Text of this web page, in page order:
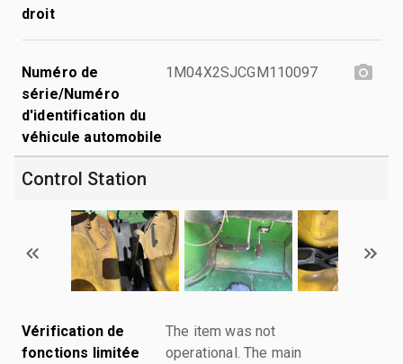
droit
Numéro de
série/Numéro
d'identification du
véhicule automobile
1M04X2SJCGM110097
Control Station
Vérification de
fonctions limitée
The item was not
operational. The main